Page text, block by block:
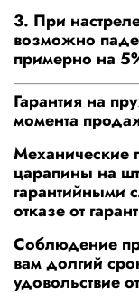
3. При
возможно
примерно на
Гарантия на
момента
царапины на
гарантийными
отказе от
Соблюдение
вам долгий
удовольствие